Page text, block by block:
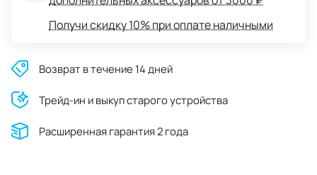
Получи скидку 10% при оплате наличными
Возврат в течение 14 дней
Трейд-ин и выкуп старого устройства
Расширенная гарантия 2 года